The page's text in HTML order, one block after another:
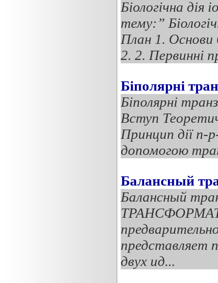
Біологічна
тему:”
План 1. Основи
2. 2. Первинні
Біполярні
Біполярні
Вступ
Принцип дії n-
допомогою
Балансный
Балансный
представляет
двух ид...